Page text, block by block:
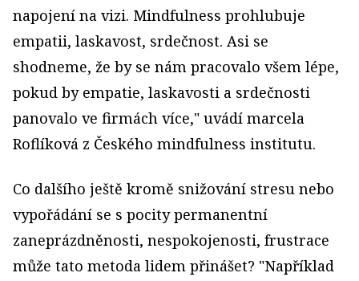
napojení na vizi. Mindfulness prohlubuje
empatii, laskavost, srdečnost. Asi se
shodneme, že by se nám pracovalo všem lépe,
pokud by empatie, laskavosti a srdečnosti
panovalo ve firmách více," uvádí marcela
Roflíková z Českého mindfulness institutu.
Co dalšího ještě kromě snižování stresu nebo
vypořádání se s pocity permanentní
zaneprázdněnosti, nespokojenosti, frustrace
může tato metoda lidem přinášet? "Například